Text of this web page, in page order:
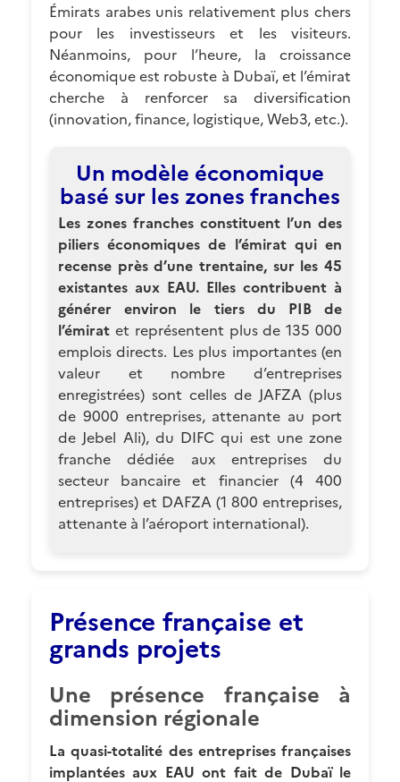
Émirats arabes unis relativement plus chers
pour les investisseurs et les visiteurs.
Néanmoins, pour l’heure, la croissance
économique est robuste à Dubaï, et l’émirat
cherche à renforcer sa diversification
(innovation, finance, logistique, Web3, etc.).
Un modèle économique
basé sur les zones franches
Les zones franches constituent l’un des
piliers économiques de l’émirat qui en
recense près d’une trentaine, sur les 45
existantes aux EAU. Elles contribuent à
générer environ le tiers du PIB de
l’émirat et représentent plus de 135 000
emplois directs. Les plus importantes (en
valeur et nombre d’entreprises
enregistrées) sont celles de JAFZA (plus
de 9000 entreprises, attenante au port
de Jebel Ali), du DIFC qui est une zone
franche dédiée aux entreprises du
secteur bancaire et financier (4 400
entreprises) et DAFZA (1 800 entreprises,
attenante à l’aéroport international).
Présence française et
grands projets
Une présence française à
dimension régionale
La quasi-totalité des entreprises françaises
implantées aux EAU ont fait de Dubaï le